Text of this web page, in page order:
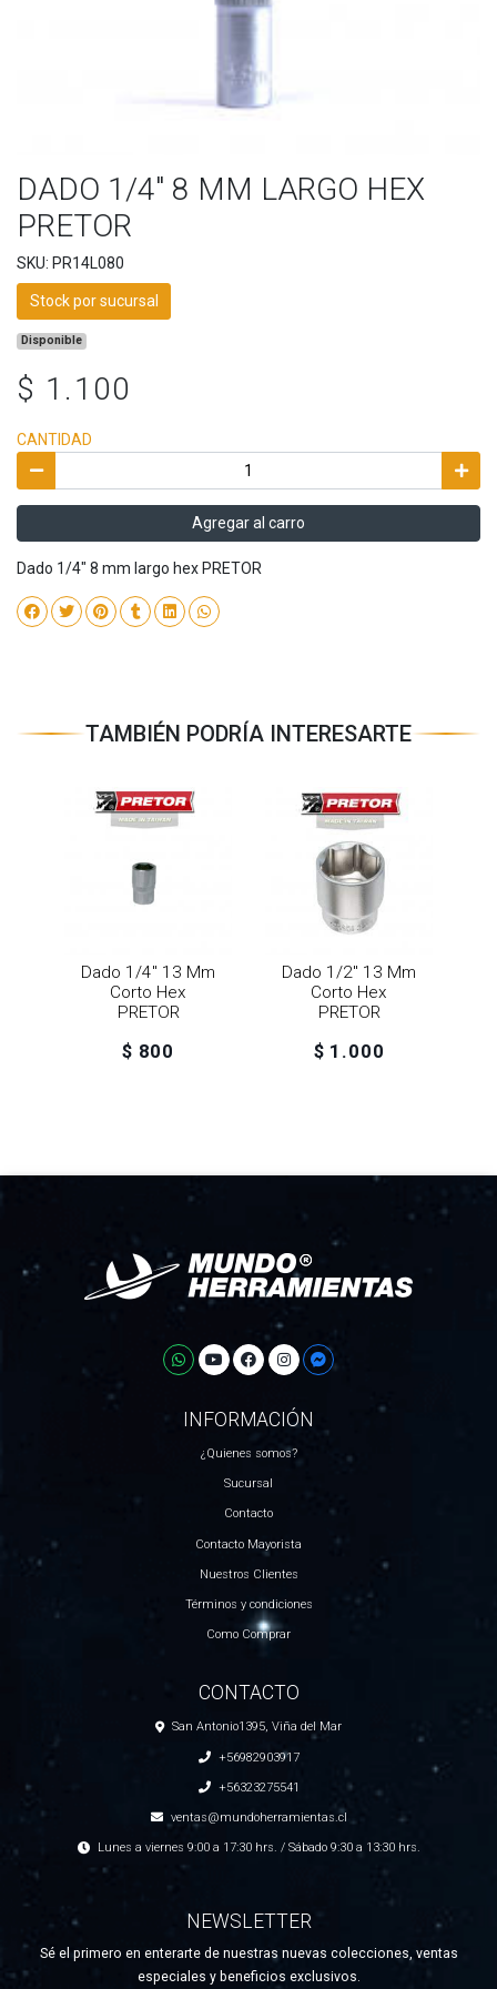
DADO 1/4" 8 MM LARGO HEX
PRETOR
SKU: PR14L080
Stock por sucursal
Disponible
$ 1.100
CANTIDAD
Agregar al carro
Dado 1/4" 8 mm largo hex PRETOR
TAMBIÉN PODRÍA INTERESARTE
Dado 1/4" 13 Mm
Corto Hex
PRETOR
$ 800
Dado 1/2" 13 Mm
Corto Hex
PRETOR
$ 1.000
INFORMACIÓN
¿Quienes somos?
Sucursal
Contacto
Contacto Mayorista
Nuestros Clientes
Términos y condiciones
Como Comprar
CONTACTO
San Antonio1395, Viña del Mar
+56982903917
+56323275541
ventas@mundoherramientas.cl
Lunes a viernes 9:00 a 17:30 hrs. / Sábado 9:30 a 13:30 hrs.
NEWSLETTER
Sé el primero en enterarte de nuestras nuevas colecciones, ventas
especiales y beneficios exclusivos.